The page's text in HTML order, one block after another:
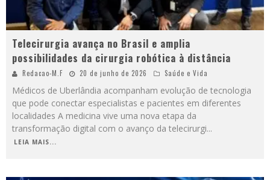
Telecirurgia avança no Brasil e amplia
possibilidades da cirurgia robótica à distância
Redacao-M.F 20 de junho de 2026 Saúde e Vida
Médicos de Uberlândia acompanham evolução de tecnologia
que pode conectar especialistas e pacientes em diferentes
localidades A medicina vive uma nova etapa da
transformação digital com o avanço da telecirurgi...
LEIA MAIS...